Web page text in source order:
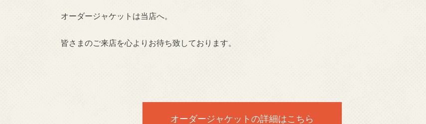
オーダージャケットは当店へ。
皆さまのご来店を心よりお待ち致しております。
オーダージャケットの詳細はこちら